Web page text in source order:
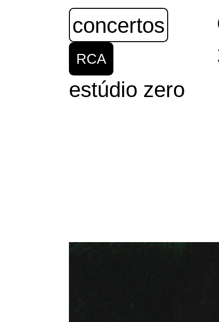
concertos
RCA
estúdio zero